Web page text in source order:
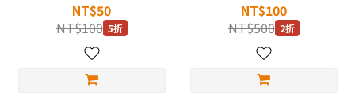
NT$50
NT$100 5折
NT$100
NT$500 2折